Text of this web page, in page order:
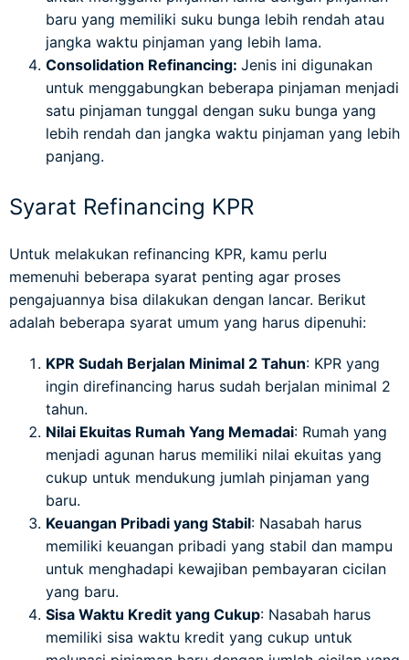
baru yang memiliki suku bunga lebih rendah atau
jangka waktu pinjaman yang lebih lama.
Consolidation Refinancing: Jenis ini digunakan
untuk menggabungkan beberapa pinjaman menjadi
satu pinjaman tunggal dengan suku bunga yang
lebih rendah dan jangka waktu pinjaman yang lebih
panjang.
Syarat Refinancing KPR
Untuk melakukan refinancing KPR, kamu perlu
memenuhi beberapa syarat penting agar proses
pengajuannya bisa dilakukan dengan lancar. Berikut
adalah beberapa syarat umum yang harus dipenuhi:
KPR Sudah Berjalan Minimal 2 Tahun: KPR yang
ingin direfinancing harus sudah berjalan minimal 2
tahun.
Nilai Ekuitas Rumah Yang Memadai: Rumah yang
menjadi agunan harus memiliki nilai ekuitas yang
cukup untuk mendukung jumlah pinjaman yang
baru.
Keuangan Pribadi yang Stabil: Nasabah harus
memiliki keuangan pribadi yang stabil dan mampu
untuk menghadapi kewajiban pembayaran cicilan
yang baru.
Sisa Waktu Kredit yang Cukup: Nasabah harus
memiliki sisa waktu kredit yang cukup untuk